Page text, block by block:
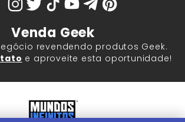
Venda Geek
revendendo produtos Geek.
e aproveite esta oportunidade!